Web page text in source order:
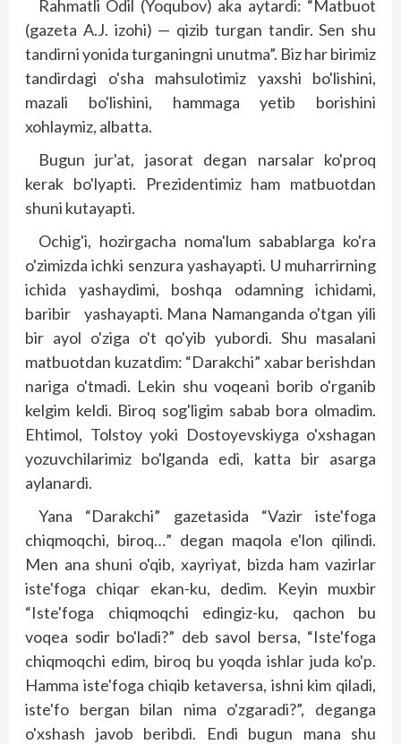
Rahmatli Odil (Yoqubov) aka aytardi: “Matbuot
(gazeta A.J. izohi) — qizib turgan tandir. Sen shu
tandirni yonida turganingni unutma”. Biz har birimiz
tandirdagi o'sha mahsulotimiz yaxshi bo'lishini,
mazali bo'lishini, hammaga yetib borishini
xohlaymiz, albatta.
Bugun jur'at, jasorat degan narsalar ko'proq
kerak bo'lyapti. Prezidentimiz ham matbuotdan
shuni kutayapti.
Ochig'i, hozirgacha noma'lum sabablarga ko'ra
o'zimizda ichki senzura yashayapti. U muharrirning
ichida yashaydimi, boshqa odamning ichidami,
baribir yashayapti. Mana Namanganda o'tgan yili
bir ayol o'ziga o't qo'yib yubordi. Shu masalani
matbuotdan kuzatdim: “Darakchi” xabar berishdan
nariga o'tmadi. Lekin shu voqeani borib o'rganib
kelgim keldi. Biroq sog'ligim sabab bora olmadim.
Ehtimol, Tolstoy yoki Dos­toyevskiyga o'xshagan
yozuvchilarimiz bo'lganda edi, katta bir asarga
aylanardi.
Yana “Darakchi” gazetasida “Vazir iste'foga
chiqmoqchi, biroq…” degan maqola e'lon qilindi.
Men ana shuni o'qib, xayriyat, bizda ham vazirlar
iste'foga chiqar ekan-ku, dedim. Keyin muxbir
“Iste'foga chiqmoqchi edingiz-ku, qachon bu
voqea sodir bo'ladi?” deb savol bersa, “Iste'foga
chiqmoqchi edim, biroq bu yoqda ishlar juda ko'p.
Hamma iste'foga chiqib ketaversa, ishni kim qiladi,
iste'fo bergan bilan nima o'zgaradi?”, deganga
o'xshash javob beribdi. Endi bugun mana shu